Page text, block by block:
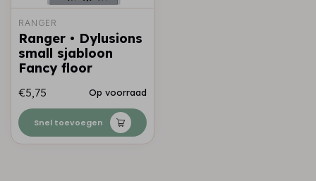
RANGER
Ranger • Dylusions
small sjabloon
Fancy floor
€5,75 Op voorraad
Snel toevoegen